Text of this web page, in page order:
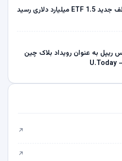
XRP به نقطه عطف جدید ETF 1.5 میلیارد دلاری رسید
ریپل به عنوان رویداد بلاک چین
↗
↗